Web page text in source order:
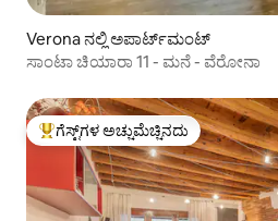
Verona ನಲ್ಲಿ ಅಪಾರ್ಟ್‌ಮಂಟ್
ಸಾಂಟಾ ಚಿಯಾರಾ 11 - ಮನೆ - ವೆರೋನಾ
ಗೆಸ್ಟ್‌ಗಳಿಗೆ ಅತಿ ಹೆಚ್ಚು ಅಚ್ಚುಮೆಚ್ಚಿನದು
ಗೆಸ್ಟ್‌ಗಳ ಅಚ್ಚುಮೆಚ್ಚಿನದು